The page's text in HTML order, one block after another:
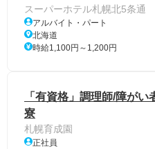
スーパーホテル札幌北5条通
アルバイト・パート
北海道
時給1,100円～1,200円
「有資格」調理師/障がい
寮
札幌育成園
正社員